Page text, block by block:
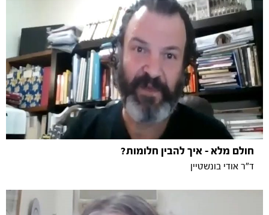
חולם מלא - איך להבין חלומות?
ד"ר אודי בונשטיין